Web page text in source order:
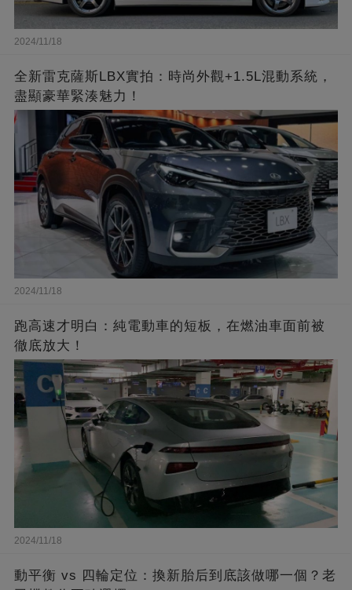
2024/11/18
全新雷克薩斯LBX實拍：時尚外觀+1.5L混動系統，
盡顯豪華緊湊魅力！
2024/11/18
跑高速才明白：純電動車的短板，在燃油車面前被
徹底放大！
2024/11/18
動平衡 vs 四輪定位：換新胎后到底該做哪一個？老